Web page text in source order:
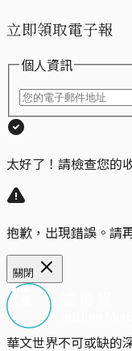
立即領取電子報
個人資訊
太好了！請檢查您的
抱歉，出現錯誤。請
關閉
華文世界不可或缺的